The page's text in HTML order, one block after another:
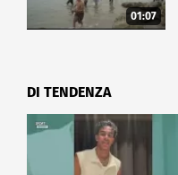
01:07
DI TENDENZA